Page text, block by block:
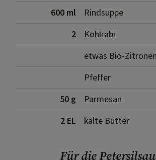
600 ml
Rindsuppe
2
Kohlrabi
etwas Bio-
Pfeffer
50 g
Parmesan
2 EL
kalte Butter
Für die